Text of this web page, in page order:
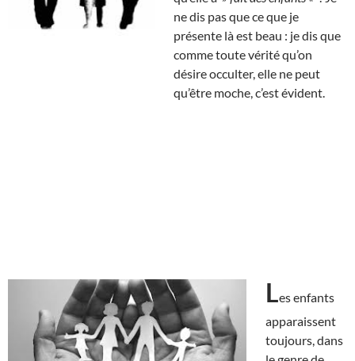
ne dis pas que ce que je
présente là est beau : je dis que
comme toute vérité qu’on
désire occulter, elle ne peut
qu’être moche, c’est évident.
Les enfants
apparaissent
toujours, dans